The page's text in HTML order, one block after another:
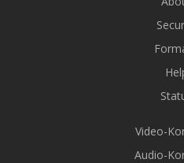
Video-
Audio-